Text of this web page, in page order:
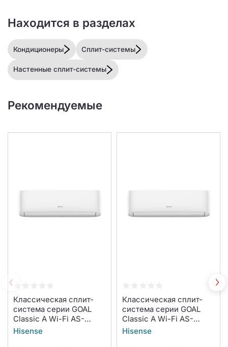
Находится в разделах
Кондиционеры Сплит-системы
Настенные сплит-системы
Рекомендуемые
Классическая сплит-
система серии GOAL
Classic A Wi-Fi AS-
24HW4RBSCA00
Hisense
Классическая сплит-
система серии GOAL
Classic A Wi-Fi AS-
12HW4RLRCA01A
Hisense